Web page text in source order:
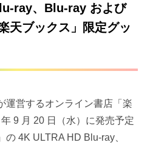
ray、Blu-ray および
天ブックス」限定グッ
運営するオンライン書店「楽
9 月 20 日（水）に発売予定
4K ULTRA HD Blu-ray、